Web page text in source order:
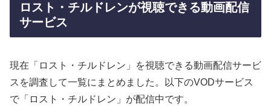
ロスト・チルドレンが視聴できる動画配信
サービス
現在「ロスト・チルドレン」を視聴できる動画配信サービ
スを調査して一覧にまとめました。以下のVODサービス
で「ロスト・チルドレン」が配信中です。